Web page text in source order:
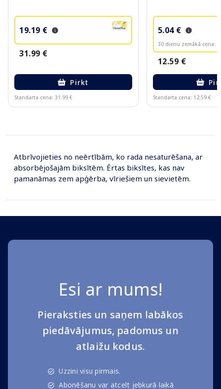
19.19 €
31.99 €
Pirkt
Standarta cena: 31.99 €
5.04 €
30 dienu zemākā cena:
12.59 €
Standarta cena: 12.59 €
Atbrīvojieties no neērtībām, ko rada nesaturēšana, ar
absorbējošajām biksītēm. Ērtas biksītes, kas nav
pamanāmas zem apģērba, vīriešiem un sievietēm.
Esi ar mums!
Pieraksties un saņem labākos
piedāvājumus, padomus un
atlaižu kodus.
Uzzini visu pirmais.
Abonēšanu var atcelt jebkurā laikā